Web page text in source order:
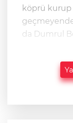
köprü kurup
da Dumrul